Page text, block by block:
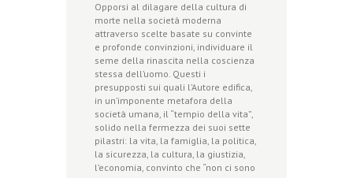
Opporsi al dilagare della cultura di
morte nella società moderna
attraverso scelte basate su convinte
e profonde convinzioni, individuare il
seme della rinascita nella coscienza
stessa dell’uomo. Questi i
presupposti sui quali l’Autore edifica,
in un’imponente metafora della
società umana, il “tempio della vita”,
solido nella fermezza dei suoi sette
pilastri: la vita, la famiglia, la politica,
la sicurezza, la cultura, la giustizia,
l’economia, convinto che “non ci sono